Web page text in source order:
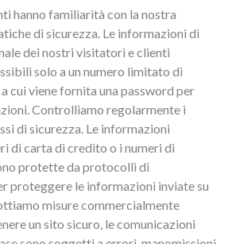
hanno familiarità con la nostra
di sicurezza. Le informazioni di
dei nostri visitatori e clienti
solo a un numero limitato di
cui viene fornita una password per
Controlliamo regolarmente i
di sicurezza. Le informazioni
di carta di credito o i numeri di
protette da protocolli di
proteggere le informazioni inviate su
misure commercialmente
un sito sicuro, le comunicazioni